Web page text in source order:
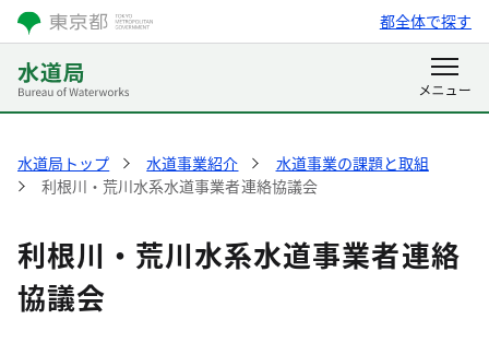
都全体で探す
水道局トップ 水道事業紹介
水道事業の課題と取組
利根川・荒川水系水道事業者連絡協議会
利根川・荒川水系水道事業者連絡
協議会